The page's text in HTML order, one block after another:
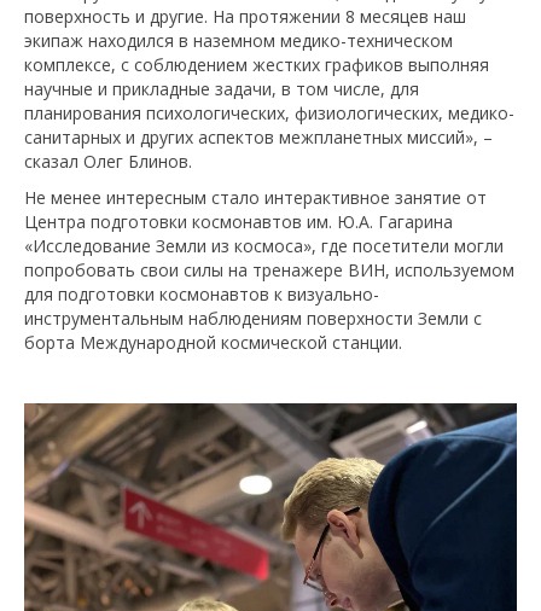
поверхность и другие. На протяжении 8 месяцев наш
экипаж находился в наземном медико-техническом
комплексе, с соблюдением жестких графиков выполняя
научные и прикладные задачи, в том числе, для
планирования психологических, физиологических, медико-
санитарных и других аспектов межпланетных миссий», –
сказал Олег Блинов.
Не менее интересным стало интерактивное занятие от
Центра подготовки космонавтов им. Ю.А. Гагарина
«Исследование Земли из космоса», где посетители могли
попробовать свои силы на тренажере ВИН, используемом
для подготовки космонавтов к визуально-
инструментальным наблюдениям поверхности Земли с
борта Международной космической станции.